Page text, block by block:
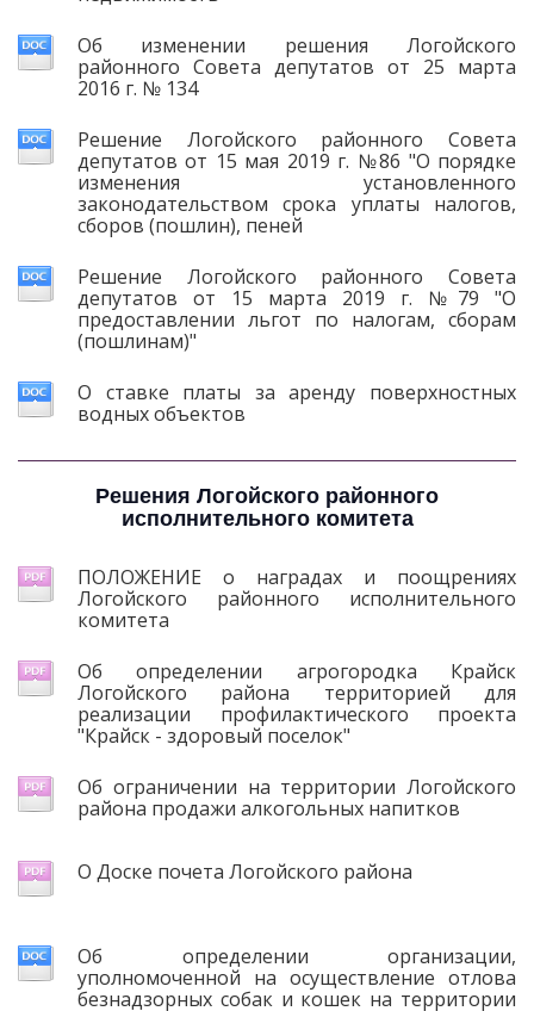
Об изменении решения Логойского
районного Совета депутатов от 25 марта
2016 г. № 134
Решение Логойского районного Совета
депутатов от 15 мая 2019 г. №86 "О порядке
изменения установленного
законодательством срока уплаты налогов,
сборов (пошлин), пеней
Решение Логойского районного Совета
депутатов от 15 марта 2019 г. №79 "О
предоставлении льгот по налогам, сборам
(пошлинам)"
О ставке платы за аренду поверхностных
водных объектов
Решения Логойского районного
исполнительного комитета
ПОЛОЖЕНИЕ о наградах и поощрениях
Логойского районного исполнительного
комитета
Об определении агрогородка Крайск
Логойского района территорией для
реализации профилактического проекта
"Крайск - здоровый поселок"
Об ограничении на территории Логойского
района продажи алкогольных напитков
О Доске почета Логойского района
Об определении организации,
уполномоченной на осуществление отлова
безнадзорных собак и кошек на территории